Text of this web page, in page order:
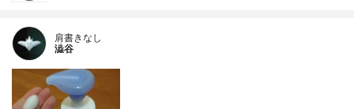
肩書きなし
澁谷